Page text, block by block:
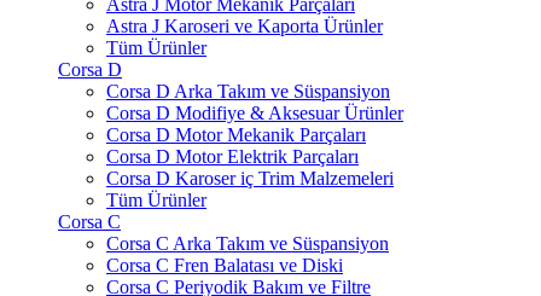
Astra J Motor Mekanik Parçaları
Astra J Karoseri ve Kaporta Ürünler
Tüm Ürünler
Corsa D
Corsa D Arka Takım ve Süspansiyon
Corsa D Modifiye & Aksesuar Ürünler
Corsa D Motor Mekanik Parçaları
Corsa D Motor Elektrik Parçaları
Corsa D Karoser iç Trim Malzemeleri
Tüm Ürünler
Corsa C
Corsa C Arka Takım ve Süspansiyon
Corsa C Fren Balatası ve Diski
Corsa C Periyodik Bakım ve Filtre